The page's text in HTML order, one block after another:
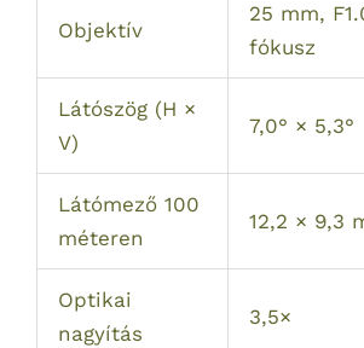
Objektív
25 mm,
fókusz
Látószög (H ×
V)
7,0° × 5,3°
Látómező 100
méteren
12,2 × 9,3
Optikai
nagyítás
3,5×